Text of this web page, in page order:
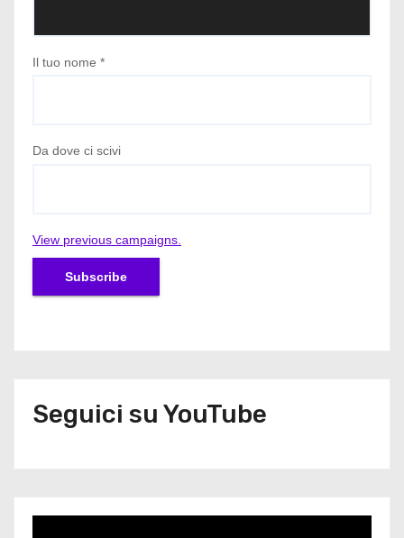
Il tuo nome *
Da dove ci scivi
View previous campaigns.
Seguici su YouTube